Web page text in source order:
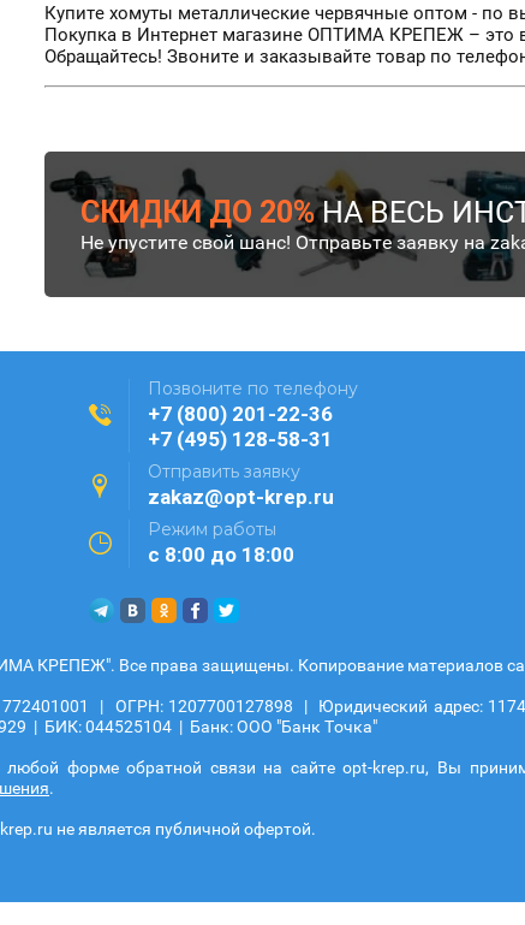
Купите хомуты металлические червячные оптом - по
Покупка в Интернет магазине ОПТИМА КРЕПЕЖ – это
Обращайтесь! Звоните и заказывайте товар по
СКИДКИ ДО 20%НА ВЕСЬ
Не упустите свой шанс! Отправьте заявку на
Позвоните по телефону
+7 (800) 201-22-36
+7 (495) 128-58-31
Отправить заявку
zakaz@opt-krep.ru
Режим работы
с 8:00 до 18:00
КРЕПЕЖ". Все права защищены. Копирование материалов
| ОГРН: 1207700127898 | Юридический адрес:
| БИК: 044525104 | Банк: ООО "Банк Точка"
форме обратной связи на сайте opt-krep.ru, Вы
.
не является публичной офертой.